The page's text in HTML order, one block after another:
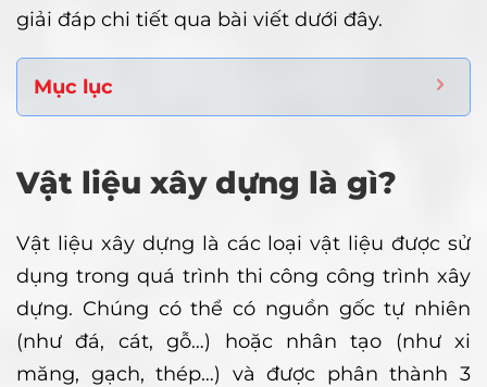
giải đáp chi tiết qua bài viết dưới đây.
Mục lục
Vật liệu xây dựng là gì?
Vật liệu xây dựng là các loại vật liệu được sử
dụng trong quá trình thi công công trình xây
dựng. Chúng có thể có nguồn gốc tự nhiên
(như đá, cát, gỗ…) hoặc nhân tạo (như xi
măng, gạch, thép…) và được phân thành 3